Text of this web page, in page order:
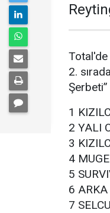
Total'de
2.
1
2 YALI
3
4
5
6
7